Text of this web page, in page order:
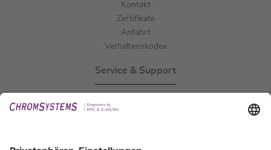
Kontakt
Zertifikate
Anfahrt
Verhaltenskodex
Service & Support